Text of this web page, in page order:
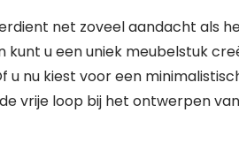
net zoveel aandacht als
u een uniek meubelstuk
u nu kiest voor een
vrije loop bij het ontwerpen